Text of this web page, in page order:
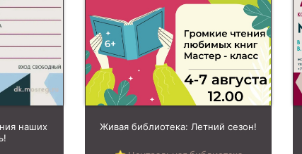
наших
Живая библиотека: Летний сезон!